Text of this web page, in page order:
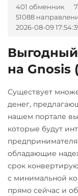
401 обменник
51088
2026-08-09
Выгодный
на Gnosis
Существует
денег,
нашем портале
которые будут
обладающие
срок
с минимальной
прямо сейчас и